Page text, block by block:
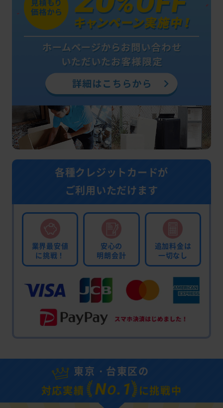
各種クレジットカードが
ご利用いただけます
業界最安値
に挑戦！
安心の
明朗会計
追加料金は
一切なし
東京・台東区の
対応実績
NO.1 に挑戦中